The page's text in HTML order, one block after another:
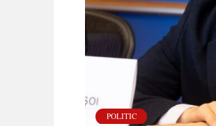
POLITIC